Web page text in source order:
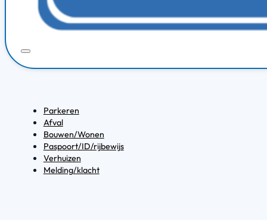
Parkeren
Afval
Bouwen/Wonen
Paspoort/ID/rijbewijs
Verhuizen
Melding/klacht